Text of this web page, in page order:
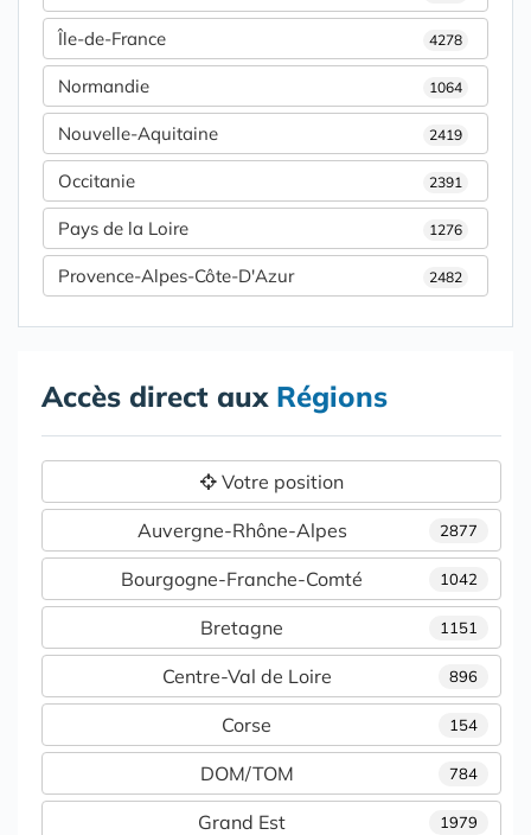
Île-de-France 4278
Normandie 1064
Nouvelle-Aquitaine 2419
Occitanie 2391
Pays de la Loire 1276
Provence-Alpes-Côte-D'Azur 2482
Accès direct aux Régions
Votre position
2877
Auvergne-Rhône-Alpes
1042
Bourgogne-Franche-Comté
1151
Bretagne
896
Centre-Val de Loire
154
Corse
784
DOM/TOM
1979
Grand Est